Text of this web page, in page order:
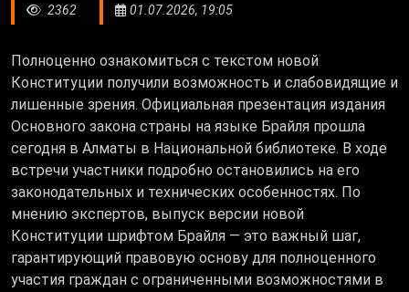
2362 01.07.2026, 19:05
Полноценно ознакомиться с текстом новой
Конституции получили возможность и слабовидящие и
лишенные зрения. Официальная презентация издания
Основного закона страны на языке Брайля прошла
сегодня в Алматы в Национальной библиотеке. В ходе
встречи участники подробно остановились на его
законодательных и технических особенностях. По
мнению экспертов, выпуск версии новой
Конституции шрифтом Брайля — это важный шаг,
гарантирующий правовую основу для полноценного
участия граждан с ограниченными возможностями в